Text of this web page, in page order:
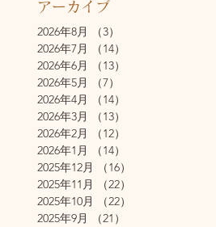
アーカイブ
2026年8月
（3）
2026年7月
（14）
2026年6月
（13）
2026年5月
（7）
2026年4月
（14）
2026年3月
（13）
2026年2月
（12）
2026年1月
（14）
2025年12月
（16）
2025年11月
（22）
2025年10月
（22）
2025年9月
（21）